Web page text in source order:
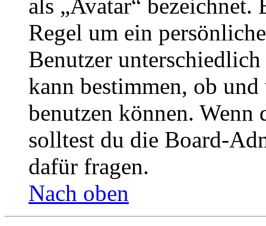
als „Avatar“
Regel um ein
Benutzer
kann bestimmen, ob
benutzen können. Wenn
solltest du die Board-
dafür fragen.
Nach oben